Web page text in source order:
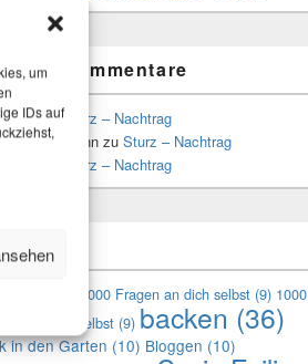
um
IDs auf
Kommentare
zuSturz – Nachtrag
Hoffmann zu Sturz – Nachtrag
Sturz – Nachtrag
1000 Fragen an dich selbst (9) 1000
an mich selbst (9) backen (36)
in den Garten (10) Bloggen (10)